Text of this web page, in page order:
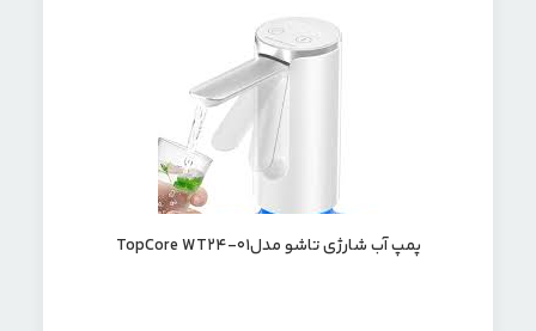
پمپ آب شارژی تاشو مدلTopCore WT24-01